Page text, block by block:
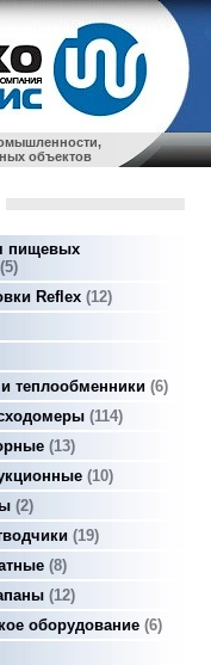
объектов
пищевых
5
Reflex 12
теплообменники 6
114
13
10
2
19
8
12
оборудование 6